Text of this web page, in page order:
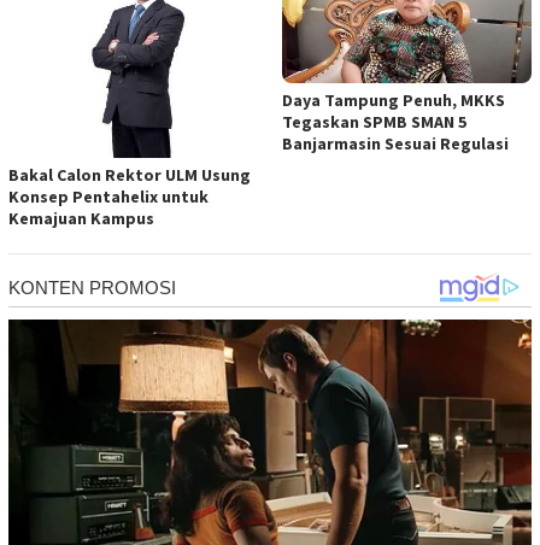
Bakal Calon Rektor ULM Usung
Konsep Pentahelix untuk
Kemajuan Kampus
Daya Tampung Penuh, MKKS
Tegaskan SPMB SMAN 5
Banjarmasin Sesuai Regulasi